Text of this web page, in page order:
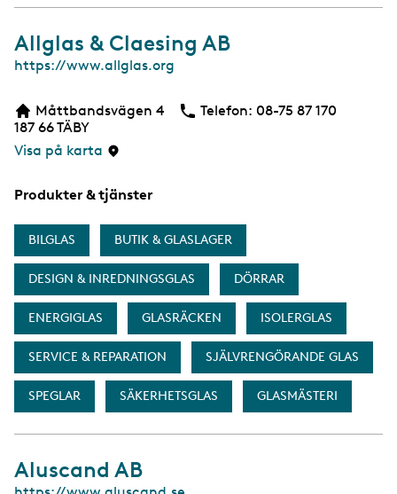
Allglas & Claesing AB
W
b
s
i
https://www.allglas.org
Måttbandsvägen 4
187 66TÄBY
Visa på karta
Telefon: Telefon
08-75 87 170
Produkter & tjänster
BILGLAS BUTIK & GLASLAGER
DESIGN & INREDNINGSGLAS DÖRRAR
ENERGIGLAS GLASRÄCKEN ISOLERGLAS
SERVICE & REPARATION SJÄLVRENGÖRANDE GLAS
SPEGLAR SÄKERHETSGLAS GLASMÄSTERI
Aluscand AB